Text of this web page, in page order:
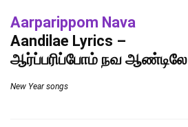
Aarparippom Nava
Aandilae Lyrics –
ஆர்ப்பரிப்போம் நவ ஆண்டிலே
New Year songs